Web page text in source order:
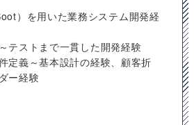
）を用いた業務システム開発経
テストまで一貫した開発経験
定義～基本設計の経験、顧客折
ー経験